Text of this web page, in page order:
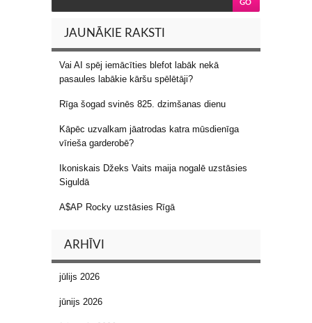
JAUNĀKIE RAKSTI
Vai AI spēj iemācīties blefot labāk nekā
pasaules labākie kāršu spēlētāji?
Rīga šogad svinēs 825. dzimšanas dienu
Kāpēc uzvalkam jāatrodas katra mūsdienīga
vīrieša garderobē?
Ikoniskais Džeks Vaits maija nogalē uzstāsies
Siguldā
A$AP Rocky uzstāsies Rīgā
ARHĪVI
jūlijs 2026
jūnijs 2026